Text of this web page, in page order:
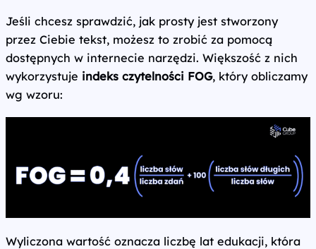
Jeśli chcesz sprawdzić, jak prosty jest stworzony
przez Ciebie tekst, możesz to zrobić za pomocą
dostępnych w internecie narzędzi. Większość z nich
wykorzystuje indeks czytelności FOG, który obliczamy
wg wzoru:
Wyliczona wartość oznacza liczbę lat edukacji, która